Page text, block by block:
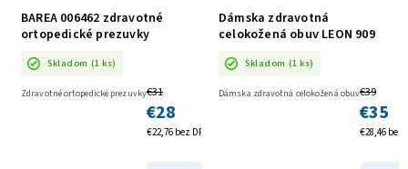
BAREA 006462 zdravotné
ortopedické prezuvky
Skladom (1 ks)
€22,76 bez DPH
€31
€28
Zdravotné ortopedické prezuvky
Dámska zdravotná
celokožená obuv LEON 909
Skladom (1 ks)
€28,46 bez
€39
€35
Dámska zdravotná celokožená obuv